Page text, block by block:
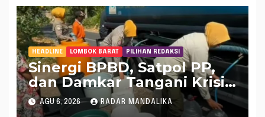
HEADLINE LOMBOK BARAT PILIHAN REDAKSI
Sinergi BPBD, Satpol PP,
dan Damkar Tangani Krisis
Air Bersih di Lobar
AGU 6, 2026 RADAR MANDALIKA